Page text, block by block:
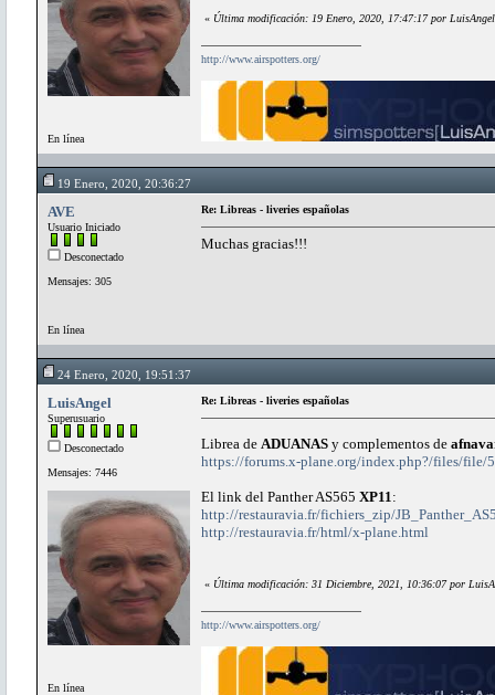
En línea
« Última modificación: 19 Enero, 2020, 17:47:17 por LuisAngel
http://www.airspotters.org/
19 Enero, 2020, 20:36:27
AVE
Usuario Iniciado
Desconectado
Mensajes: 305
En línea
Re: Libreas - liveries españolas
Muchas gracias!!!
24 Enero, 2020, 19:51:37
LuisAngel
Superusuario
Desconectado
Mensajes: 7446
En línea
Re: Libreas - liveries españolas
Librea de ADUANAS y complementos de
https://forums.x-plane.org/index.php?/files/file/
El link del Panther AS565 XP11 :
http://restauravia.fr/fichiers_zip/
http://restauravia.fr/html/x-plane.html
« Última modificación: 31 Diciembre, 2021, 10:36:07 por
http://www.airspotters.org/